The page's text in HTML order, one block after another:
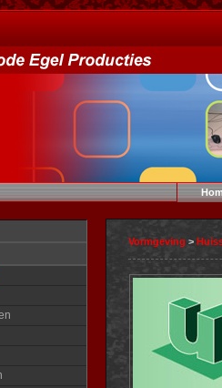
Vormgeving >